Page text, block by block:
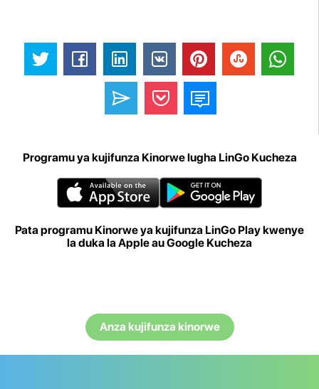
Programu ya kujifunza Kinorwe lugha LinGo Kucheza
Pata programu Kinorwe ya kujifunza LinGo Play kwenye
la duka la Apple au Google Kucheza
Anza kujifunza kinorwe